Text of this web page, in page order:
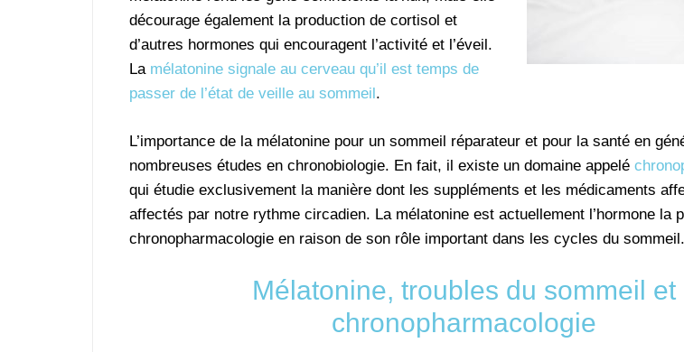
décourage également la production de cortisol et
d’autres hormones qui encouragent l’activité et l’éveil.
La mélatonine signale au cerveau qu’il est temps de
passer de l’état de veille au sommeil.
L’importance de la mélatonine pour un sommeil réparateur et pour la santé en
nombreuses études en chronobiologie. En fait, il existe un domaine appelé
qui étudie exclusivement la manière dont les suppléments et les médicaments
affectés par notre rythme circadien. La mélatonine est actuellement l’hormone la
chronopharmacologie en raison de son rôle important dans les cycles du sommeil.
Mélatonine, troubles du sommeil et
chronopharmacologie